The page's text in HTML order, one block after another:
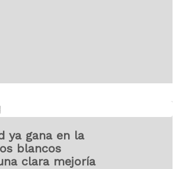
ya gana en la
blancos
clara mejoría